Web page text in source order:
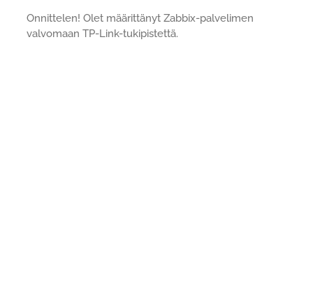
Onnittelen! Olet määrittänyt Zabbix-palvelimen
valvomaan TP-Link-tukipistettä.